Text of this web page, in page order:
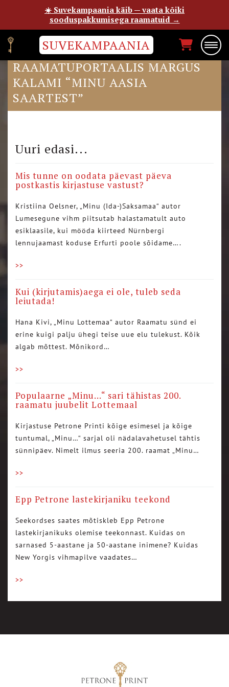
SUVEKAMPAANIA
EPP PETRONE POSTIMEHE
RAAMATUPORTAALIS MARGUS
KALAMI “MINU AASIA
SAARTEST”
Uuri edasi...
Mis tunne on oodata päevast päeva
postkastis kirjastuse vastust?
Kristiina Oelsner, „Minu (Ida-)Saksamaa“ autor
Lumesegune vihm piitsutab halastamatult auto
esiklaasile, kui mööda kiirteed Nürnbergi
lennujaamast koduse Erfurti poole sõidame….
>>
Kui (kirjutamis)aega ei ole, tuleb seda
leiutada!
Hana Kivi, „Minu Lottemaa“ autor Raamatu sünd ei
erine kuigi palju ühegi teise uue elu tulekust. Kõik
algab mõttest. Mõnikord…
>>
Populaarne „Minu…“ sari tähistas 200.
raamatu juubelit Lottemaal
Kirjastuse Petrone Printi kõige esimesel ja kõige
tuntumal, „Minu…“ sarjal oli nädalavahetusel tähtis
sünnipäev. Nimelt ilmus seeria 200. raamat „Minu…
>>
Epp Petrone lastekirjaniku teekond
Seekordses saates mõtiskleb Epp Petrone
lastekirjanikuks olemise teekonnast. Kuidas on
sarnased 5-aastane ja 50-aastane inimene? Kuidas
New Yorgis vihmapilve vaadates…
>>
☀️ Suvekampaania käib — vaata kõiki
sooduspakkumisega raamatuid →